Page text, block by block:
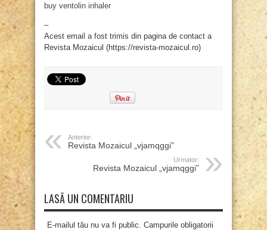
buy ventolin inhaler
–
Acest email a fost trimis din pagina de contact a
Revista Mozaicul (https://revista-mozaicul.ro)
Anterior:
Revista Mozaicul „vjamqggi”
Urmator:
Revista Mozaicul „vjamqggi”
LASĂ UN COMENTARIU
E-mailul tău nu va fi public. Campurile obligatorii